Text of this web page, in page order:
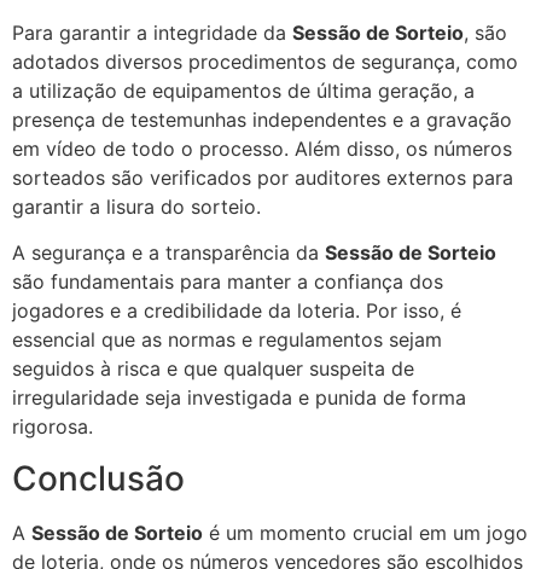
Para garantir a integridade da Sessão de Sorteio, são
adotados diversos procedimentos de segurança, como
a utilização de equipamentos de última geração, a
presença de testemunhas independentes e a gravação
em vídeo de todo o processo. Além disso, os números
sorteados são verificados por auditores externos para
garantir a lisura do sorteio.
A segurança e a transparência da Sessão de Sorteio
são fundamentais para manter a confiança dos
jogadores e a credibilidade da loteria. Por isso, é
essencial que as normas e regulamentos sejam
seguidos à risca e que qualquer suspeita de
irregularidade seja investigada e punida de forma
rigorosa.
Conclusão
A Sessão de Sorteio é um momento crucial em um jogo
de loteria, onde os números vencedores são escolhidos